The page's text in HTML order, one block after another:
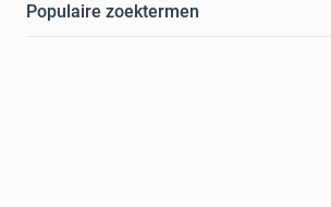
Populaire zoektermen